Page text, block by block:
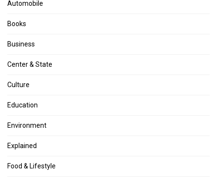
Automobile
Books
Business
Center & State
Culture
Education
Environment
Explained
Food & Lifestyle